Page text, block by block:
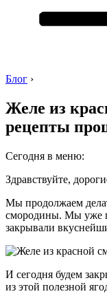
Блог ›
Желе из
рецепты
Сегодня в меню:
Здравствуйте,
Мы продолжаем
смородины. Мы уже
закрывали
И сегодня будем
из этой полезной